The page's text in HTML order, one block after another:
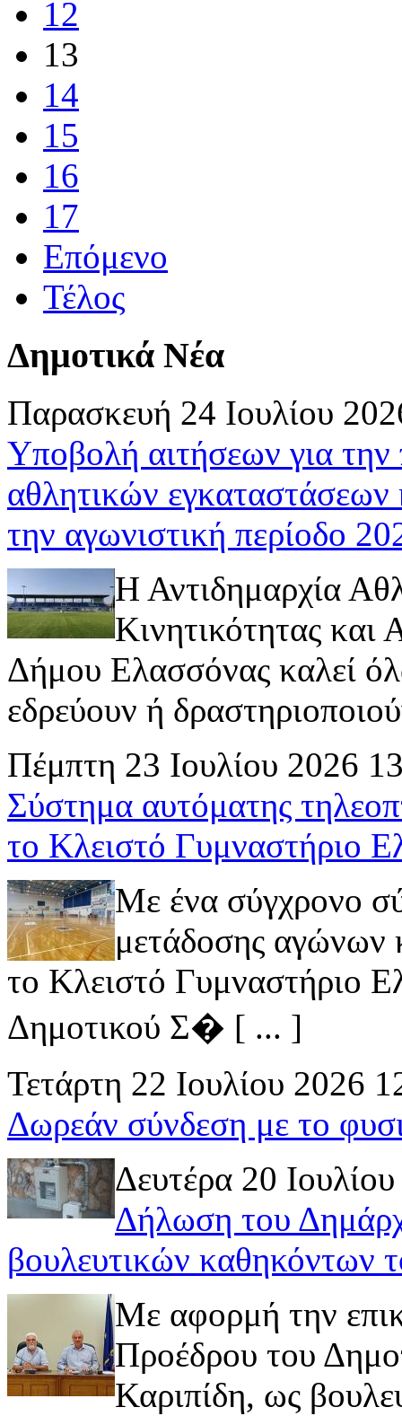
12
13
14
15
16
17
Επόμενο
Τέλος
Δημοτικά Νέα
Παρασκευή 24 Ιουλίου
Υποβολή αιτήσεων για
αθλητικών
την αγωνιστική περίοδο
Η Αντιδημαρχία
Κινητικότητας
Δήμου Ελασσόνας καλεί
εδρεύουν ή
Πέμπτη 23 Ιουλίου 2026
Σύστημα αυτόματης
το Κλειστό Γυμναστήριο
Με ένα σύγχρονο
μετάδοσης αγώνων
το Κλειστό Γυμναστήριο
Δημοτικού Σ� [ ... ]
Τετάρτη 22 Ιουλίου 2026
Δωρεάν σύνδεση με το
Δευτέρα 20
Δήλωση του
βουλευτικών καθηκόντων
Με αφορμή την
Προέδρου του
Καριπίδη, ως